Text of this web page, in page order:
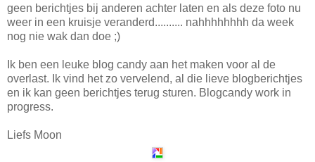
geen berichtjes bij anderen achter laten en als deze foto nu
weer in een kruisje veranderd.......... nahhhhhhhh da week
nog nie wak dan doe ;)
Ik ben een leuke blog candy aan het maken voor al de
overlast. Ik vind het zo vervelend, al die lieve blogberichtjes
en ik kan geen berichtjes terug sturen. Blogcandy work in
progress.
Liefs Moon